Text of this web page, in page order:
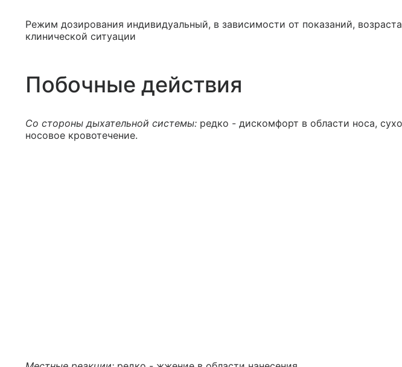
Режим дозирования индивидуальный, в зависимости от показаний,
клинической ситуации
Побочные действия
Со стороны дыхательной системы: редко - дискомфорт в области носа,
носовое кровотечение.